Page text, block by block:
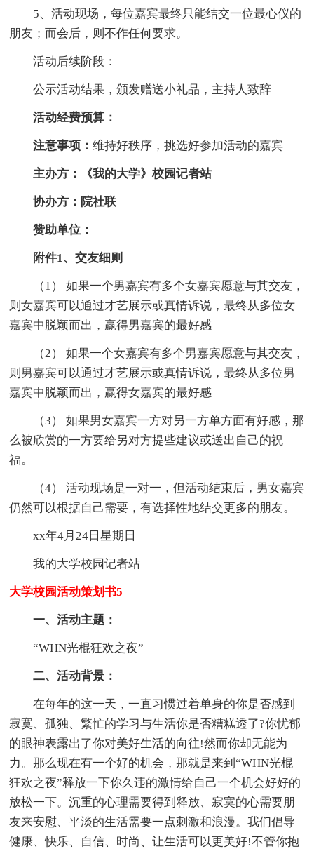
5、活动现场，每位嘉宾最终只能结交一位最心仪的
朋友；而会后，则不作任何要求。
活动后续阶段：
公示活动结果，颁发赠送小礼品，主持人致辞
活动经费预算：
注意事项：维持好秩序，挑选好参加活动的嘉宾
主办方：《我的大学》校园记者站
协办方：院社联
赞助单位：
附件1、交友细则
（1） 如果一个男嘉宾有多个女嘉宾愿意与其交友，
则女嘉宾可以通过才艺展示或真情诉说，最终从多位女
嘉宾中脱颖而出，赢得男嘉宾的最好感
（2） 如果一个女嘉宾有多个男嘉宾愿意与其交友，
则男嘉宾可以通过才艺展示或真情诉说，最终从多位男
嘉宾中脱颖而出，赢得女嘉宾的最好感
（3） 如果男女嘉宾一方对另一方单方面有好感，那
么被欣赏的一方要给另对方提些建议或送出自己的祝
福。
（4） 活动现场是一对一，但活动结束后，男女嘉宾
仍然可以根据自己需要，有选择性地结交更多的朋友。
xx年4月24日星期日
我的大学校园记者站
大学校园活动策划书5
一、活动主题：
“WHN光棍狂欢之夜”
二、活动背景：
在每年的这一天，一直习惯过着单身的你是否感到
寂寞、孤独、繁忙的学习与生活你是否糟糕透了?你忧郁
的眼神表露出了你对美好生活的向往!然而你却无能为
力。那么现在有一个好的机会，那就是来到“WHN光棍
狂欢之夜”释放一下你久违的激情给自己一个机会好好的
放松一下。沉重的心理需要得到释放、寂寞的心需要朋
友来安慰、平淡的生活需要一点刺激和浪漫。我们倡导
健康、快乐、自信、时尚、让生活可以更美好!不管你抱